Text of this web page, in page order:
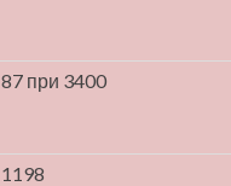
87 при 3400
1198